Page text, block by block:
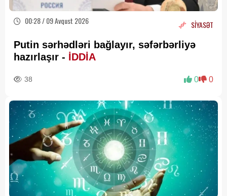
00:28 / 09 Avqust 2026 SİYASƏT
Putin sərhədləri bağlayır, səfərbərliyə
hazırlaşır - İDDİA
38 0 0